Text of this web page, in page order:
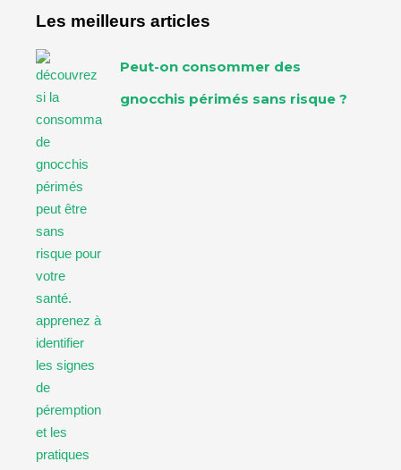
Les meilleurs articles
Peut-on consommer des
gnocchis périmés sans risque ?